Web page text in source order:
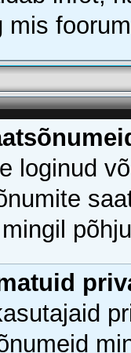
mis
loginud